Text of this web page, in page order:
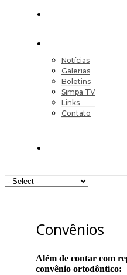
Notícias
Galerias
Boletins
Simpa TV
Links
Contato
Convênios
Além de contar com
convênio ortodôntico: